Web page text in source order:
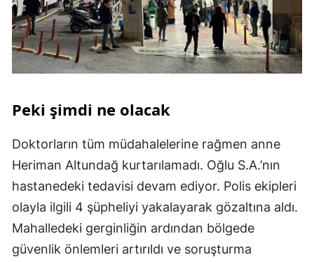
Peki şimdi ne olacak
Doktorların tüm müdahalelerine rağmen anne
Heriman Altundağ kurtarılamadı. Oğlu S.A.’nın
hastanedeki tedavisi devam ediyor. Polis ekipleri
olayla ilgili 4 şüpheliyi yakalayarak gözaltına aldı.
Mahalledeki gerginliğin ardından bölgede
güvenlik önlemleri artırıldı ve soruşturma